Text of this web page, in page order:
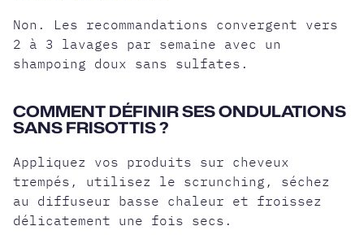
Non. Les recommandations convergent vers
2 à 3 lavages par semaine avec un
shampoing doux sans sulfates.
COMMENT DÉFINIR SES ONDULATIONS
SANS FRISOTTIS ?
Appliquez vos produits sur cheveux
trempés, utilisez le scrunching, séchez
au diffuseur basse chaleur et froissez
délicatement une fois secs.